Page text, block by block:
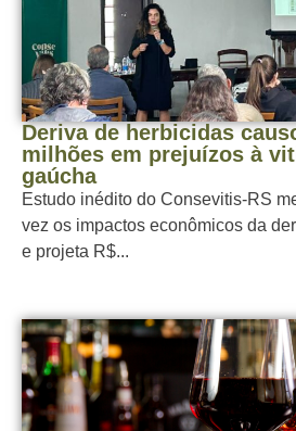
Deriva de herbicidas
milhões em prejuízos à
gaúcha
Estudo inédito do Consevitis-RS
vez os impactos econômicos da
e projeta R$...